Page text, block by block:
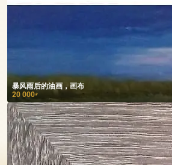
暴风雨后的油画，画布
20 000₽